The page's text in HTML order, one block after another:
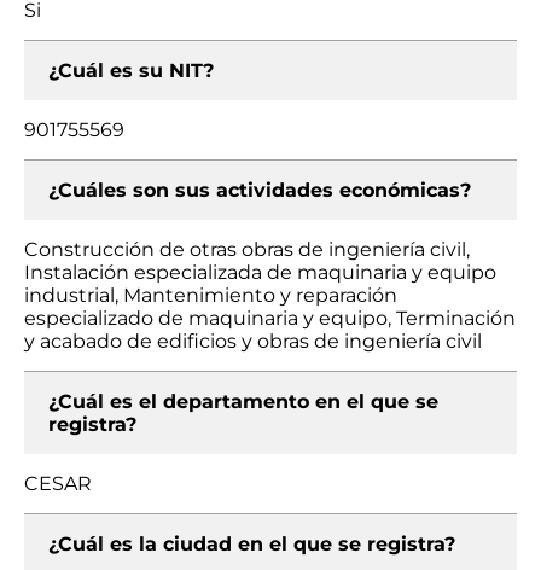
Si
¿Cuál es su NIT?
901755569
¿Cuáles son sus actividades económicas?
Construcción de otras obras de ingeniería civil,
Instalación especializada de maquinaria y equipo
industrial, Mantenimiento y reparación
especializado de maquinaria y equipo, Terminación
y acabado de edificios y obras de ingeniería civil
¿Cuál es el departamento en el que se
registra?
CESAR
¿Cuál es la ciudad en el que se registra?